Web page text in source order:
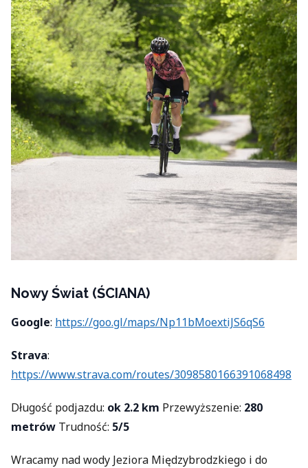
Nowy Świat (ŚCIANA)
Google: https://goo.gl/maps/Np11bMoextiJS6qS6
Strava:
https://www.strava.com/routes/3098580166391068498
Długość podjazdu: ok 2.2 km Przewyższenie: 280
metrów Trudność: 5/5
Wracamy nad wody Jeziora Międzybrodzkiego i do